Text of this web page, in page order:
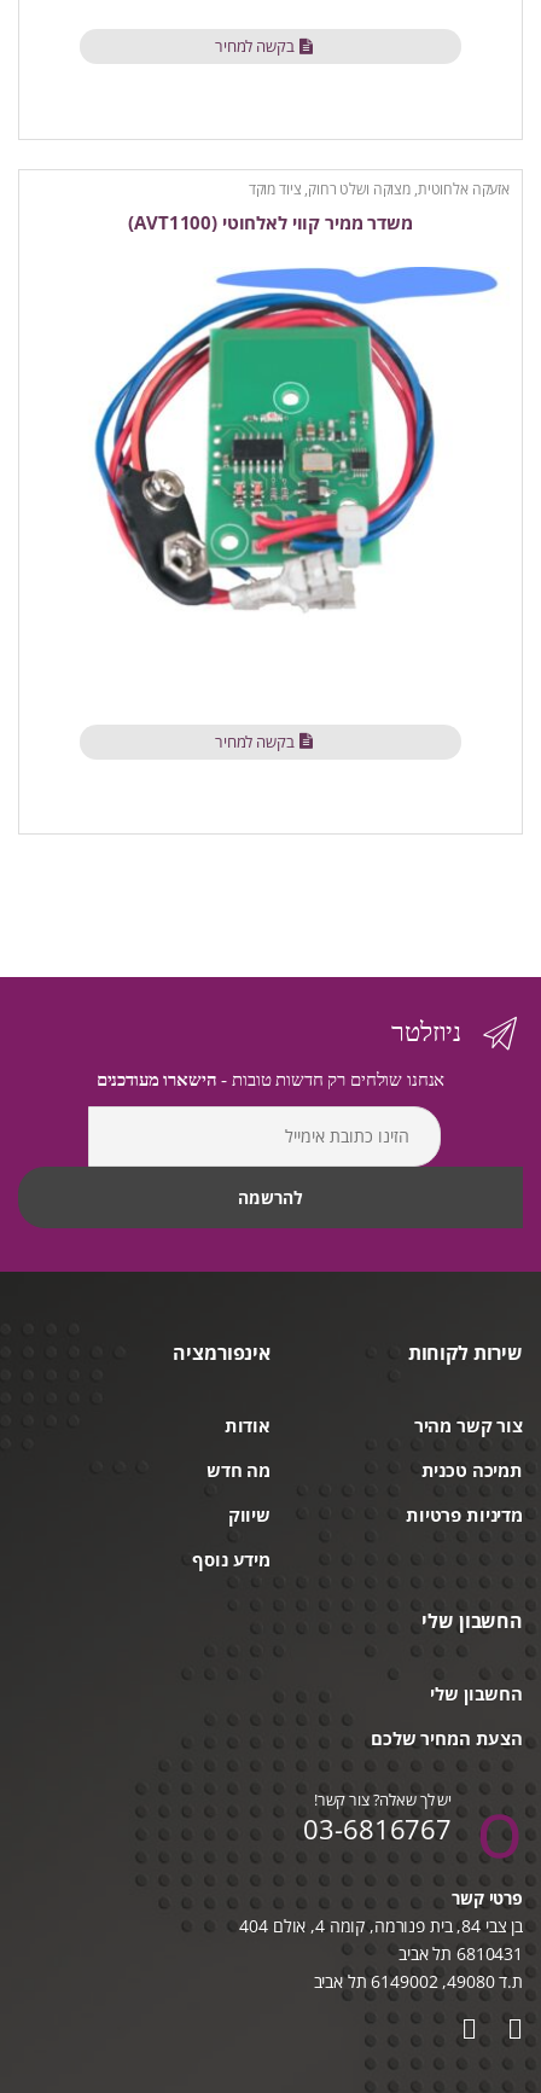
בקשה למחיר
אזעקה אלחוטית, מצוקה ושלט רחוק, ציוד מוקד
משדר ממיר קווי לאלחוטי (AVT1100)
בקשה למחיר
ניוזלטר
אנחנו שולחים רק חדשות טובות - הישארו מעודכנים
שירות לקוחות
צור קשר מהיר
תמיכה טכנית
מדיניות פרטיות
אינפורמציה
אודות
מה חדש
שיווק
מידע נוסף
החשבון שלי
החשבון שלי
הצעת המחיר שלכם
יש לך שאלה? צור קשר!
03-6816767
פרטי קשר
בן צבי 84, בית פנורמה, קומה 4, אולם 404
6810431 תל אביב
ת.ד 49080, 6149002 תל אביב